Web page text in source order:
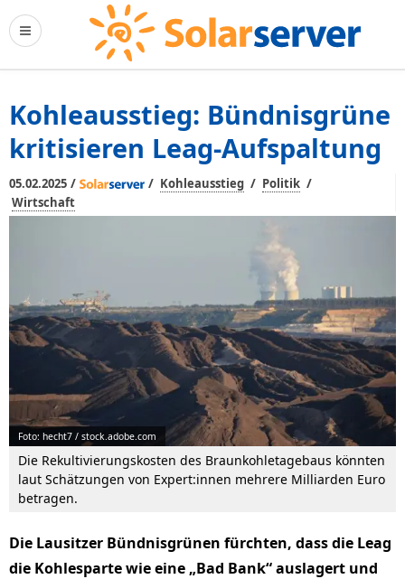
Kohleausstieg: Bündnisgrüne
kritisieren Leag-Aufspaltung
05.02.2025 / / Kohleausstieg / Politik /
Wirtschaft
Foto: hecht7 / stock.adobe.com
Die Rekultivierungskosten des Braunkohletagebaus könnten
laut Schätzungen von Expert:innen mehrere Milliarden Euro
betragen.
Die Lausitzer Bündnisgrünen fürchten, dass die Leag
die Kohlesparte wie eine „Bad Bank“ auslagert und